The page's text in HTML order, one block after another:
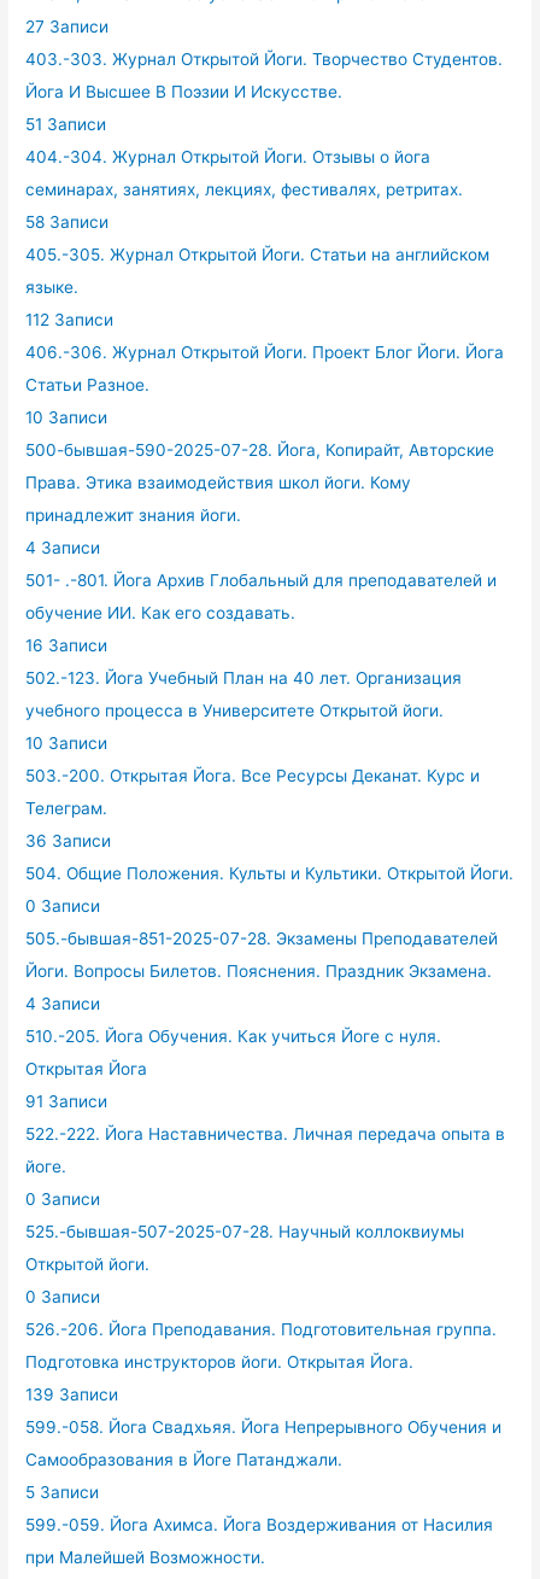
27 Записи
403.-303. Журнал Открытой Йоги. Творчество Студентов.
Йога И Высшее В Поэзии И Искусстве.
51 Записи
404.-304. Журнал Открытой Йоги. Отзывы о йога
семинарах, занятиях, лекциях, фестивалях, ретритах.
58 Записи
405.-305. Журнал Открытой Йоги. Статьи на английском
языке.
112 Записи
406.-306. Журнал Открытой Йоги. Проект Блог Йоги. Йога
Статьи Разное.
10 Записи
500-бывшая-590-2025-07-28. Йога, Копирайт, Авторские
Права. Этика взаимодействия школ йоги. Кому
принадлежит знания йоги.
4 Записи
501- .-801. Йога Архив Глобальный для преподавателей и
обучение ИИ. Как его создавать.
16 Записи
502.-123. Йога Учебный План на 40 лет. Организация
учебного процесса в Университете Открытой йоги.
10 Записи
503.-200. Открытая Йога. Все Ресурсы Деканат. Курс и
Телеграм.
36 Записи
504. Общие Положения. Культы и Культики. Открытой Йоги.
0 Записи
505.-бывшая-851-2025-07-28. Экзамены Преподавателей
Йоги. Вопросы Билетов. Пояснения. Праздник Экзамена.
4 Записи
510.-205. Йога Обучения. Как учиться Йоге с нуля.
Открытая Йога
91 Записи
522.-222. Йога Наставничества. Личная передача опыта в
йоге.
0 Записи
525.-бывшая-507-2025-07-28. Научный коллоквиумы
Открытой йоги.
0 Записи
526.-206. Йога Преподавания. Подготовительная группа.
Подготовка инструкторов йоги. Открытая Йога.
139 Записи
599.-058. Йога Свадхьяя. Йога Непрерывного Обучения и
Самообразования в Йоге Патанджали.
5 Записи
599.-059. Йога Ахимса. Йога Воздерживания от Насилия
при Малейшей Возможности.